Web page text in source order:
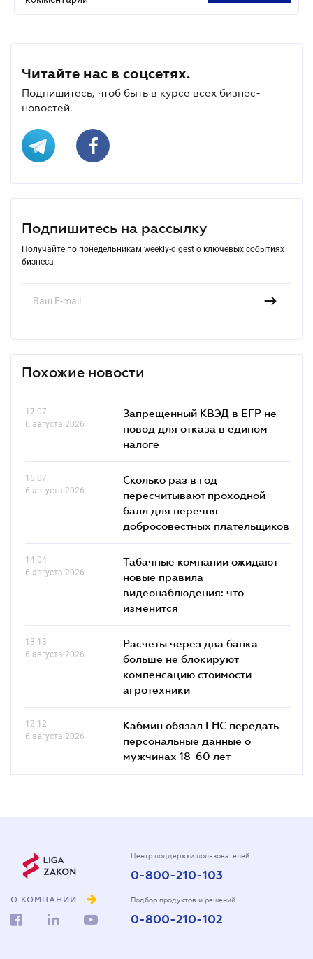
Читайте нас в соцсетях.
Подпишитесь, чтоб быть в курсе всех бизнес-
новостей.
Подпишитесь на рассылку
Получайте по понедельникам weekly-digest о ключевых событиях
бизнеса
Похожие новости
17.07
6 августа 2026
Запрещенный КВЭД в ЕГР не
повод для отказа в едином
налоге
15.07
6 августа 2026
Сколько раз в год
пересчитывают проходной
балл для перечня
добросовестных плательщиков
14.04
6 августа 2026
Табачные компании ожидают
новые правила
видеонаблюдения: что
изменится
13.13
6 августа 2026
Расчеты через два банка
больше не блокируют
компенсацию стоимости
агротехники
12.12
6 августа 2026
Кабмин обязал ГНС передать
персональные данные о
мужчинах 18-60 лет
О КОМПАНИИ
Центр поддержки пользователей
0-800-210-103
Подбор продуктов и решений
0-800-210-102